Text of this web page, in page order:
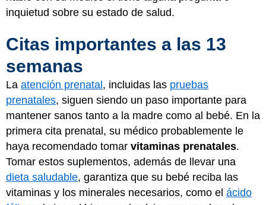
inquietud sobre su estado de salud.
Citas importantes a las 13
semanas
La atención prenatal , incluidas las pruebas
prenatales, siguen siendo un paso importante para
mantener sanos tanto a la madre como al bebé. En la
primera cita prenatal, su médico probablemente le
haya recomendado tomar vitaminas prenatales.
Tomar estos suplementos, además de llevar una
dieta saludable, garantiza que su bebé reciba las
vitaminas y los minerales necesarios, como el ácido